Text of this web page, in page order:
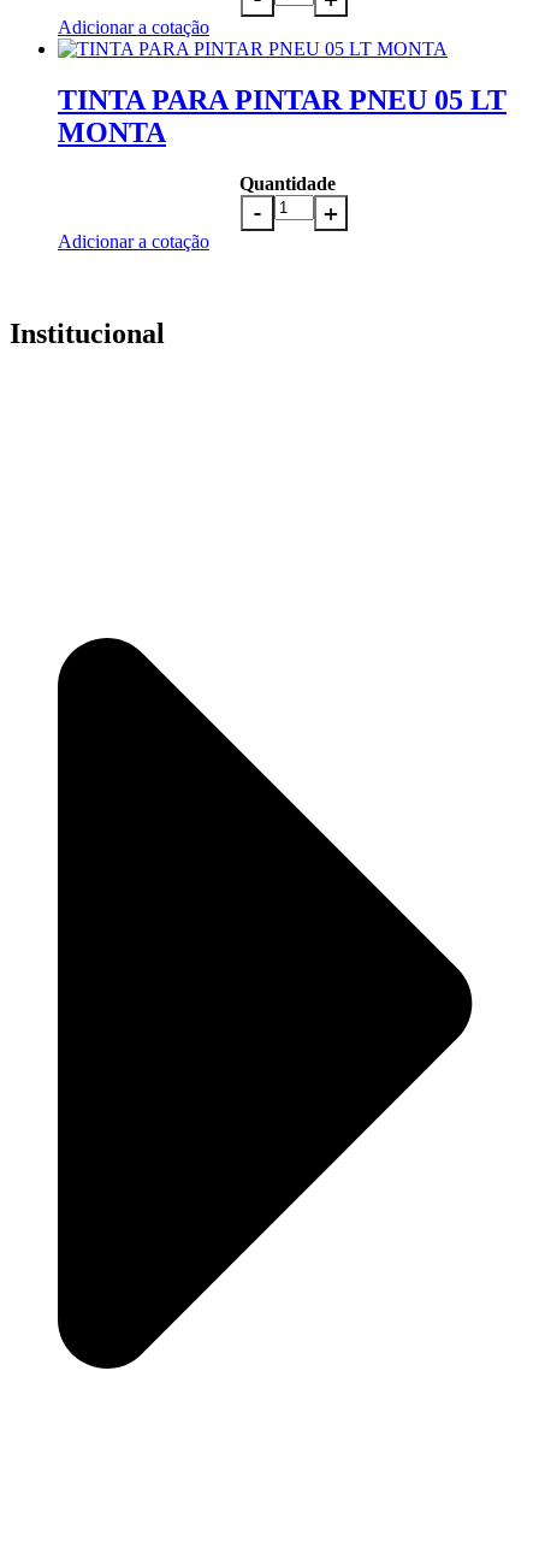
Adicionar a cotação
TINTA PARA PINTAR PNEU 05 LT
MONTA
Quantidade
Adicionar a cotação
Institucional